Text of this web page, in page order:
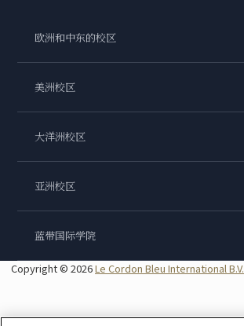
欧洲和中东的校区
美洲校区
大洋洲校区
亚洲校区
蓝带国际学院
Copyright © 2026Le Cordon Bleu International B.V.